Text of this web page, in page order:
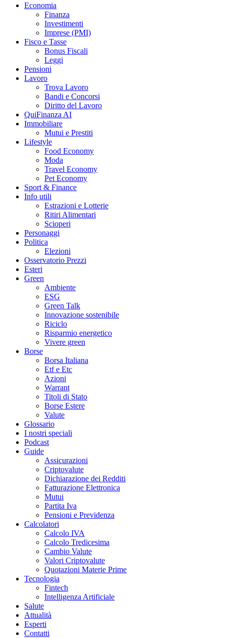
Economia
Finanza
Investimenti
Imprese (PMI)
Fisco e Tasse
Bonus Fiscali
Leggi
Pensioni
Lavoro
Trova Lavoro
Bandi e Concorsi
Diritto del Lavoro
QuiFinanza AI
Immobiliare
Mutui e Prestiti
Lifestyle
Food Economy
Moda
Travel Economy
Pet Economy
Sport & Finance
Info utili
Estrazioni e Lotterie
Ritiri Alimentari
Scioperi
Personaggi
Politica
Elezioni
Osservatorio Prezzi
Esteri
Green
Ambiente
ESG
Green Talk
Innovazione sostenibile
Riciclo
Risparmio energetico
Vivere green
Borse
Borsa Italiana
Etf e Etc
Azioni
Warrant
Titoli di Stato
Borse Estere
Valute
Glossario
I nostri speciali
Podcast
Guide
Assicurazioni
Criptovalute
Dichiarazione dei Redditi
Fatturazione Elettronica
Mutui
Partita Iva
Pensioni e Previdenza
Calcolatori
Calcolo IVA
Calcolo Tredicesima
Cambio Valute
Valori Criptovalute
Quotazioni Materie Prime
Tecnologia
Fintech
Intelligenza Artificiale
Salute
Attualità
Esperti
Contatti